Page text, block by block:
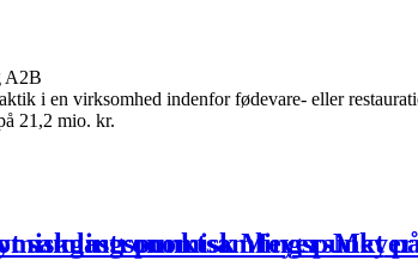
A2B
i en virksomhed indenfor fødevare- eller
21,2 mio. kr.
gastronomisk
samlingspunktsamlingspunkt
Meyers